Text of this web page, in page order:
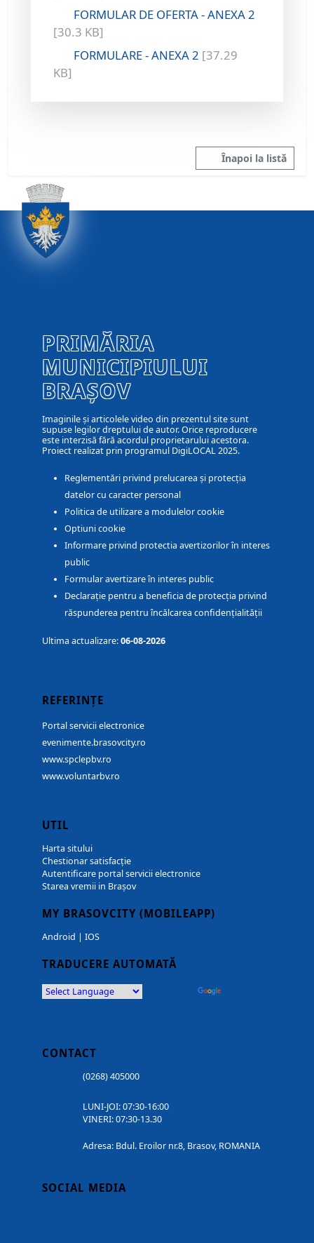
FORMULAR DE OFERTA - ANEXA 2
[30.3 KB]
FORMULARE - ANEXA 2 [37.29
KB]
Înapoi la listă
PRIMĂRIA
MUNICIPIULUI
BRAȘOV
Imaginile și articolele video din prezentul site sunt
supuse legilor dreptului de autor. Orice reproducere
este interzisă fără acordul proprietarului acestora.
Proiect realizat prin programul DigiLOCAL 2025.
Reglementări privind prelucarea și protecția
datelor cu caracter personal
Politica de utilizare a modulelor cookie
Optiuni cookie
Informare privind protectia avertizorilor în interes
public
Formular avertizare în interes public
Declarație pentru a beneficia de protecția privind
răspunderea pentru încălcarea confidențialității
Ultima actualizare:06-08-2026
REFERINȚE
Portal servicii electronice
evenimente.brasovcity.ro
www.spclepbv.ro
www.voluntarbv.ro
UTIL
Harta sitului
Chestionar satisfacție
Autentificare portal servicii electronice
Starea vremii in Brașov
MY BRASOVCITY (MOBILEAPP)
Android | IOS
TRADUCERE AUTOMATĂ
CONTACT
(0268) 405000
LUNI-JOI: 07:30-16:00
VINERI: 07:30-13.30
Adresa: Bdul. Eroilor nr.8, Brasov, ROMANIA
SOCIAL MEDIA